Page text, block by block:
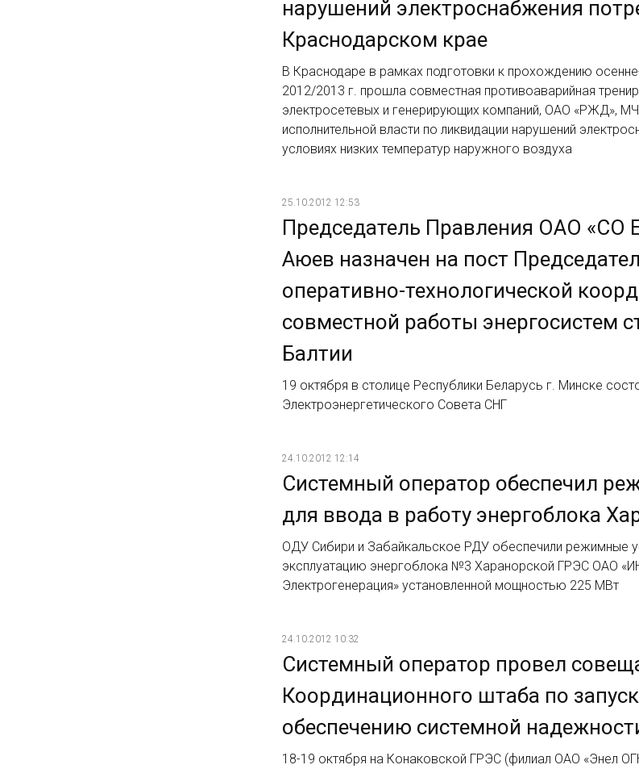
нарушений электроснабжения
Краснодарском крае
В Краснодаре в рамках подготовки к прохождению
2012/2013 г. прошла совместная противоаварийная
электросетевых и генерирующих компаний, ОАО «РЖД»,
исполнительной власти по ликвидации нарушений
условиях низких температур наружного воздуха
25.10.2012 12:53
Председатель Правления ОАО «СО
Аюев назначен на пост
оперативно-технологической
совместной работы энергосистем
Балтии
19 октября в столице Республики Беларусь г. Минске
Электроэнергетического Совета СНГ
24.10.2012 12:14
Системный оператор обеспечил
для ввода в работу энергоблока
ОДУ Сибири и Забайкальское РДУ обеспечили режимные
эксплуатацию энергоблока №3 Харанорской ГРЭС ОАО
Электрогенерация» установленной мощностью 225 МВт
24.10.2012 10:32
Системный оператор провел
Координационного штаба по
обеспечению системной
18-19 октября на Конаковской ГРЭС (филиал ОАО «Энел